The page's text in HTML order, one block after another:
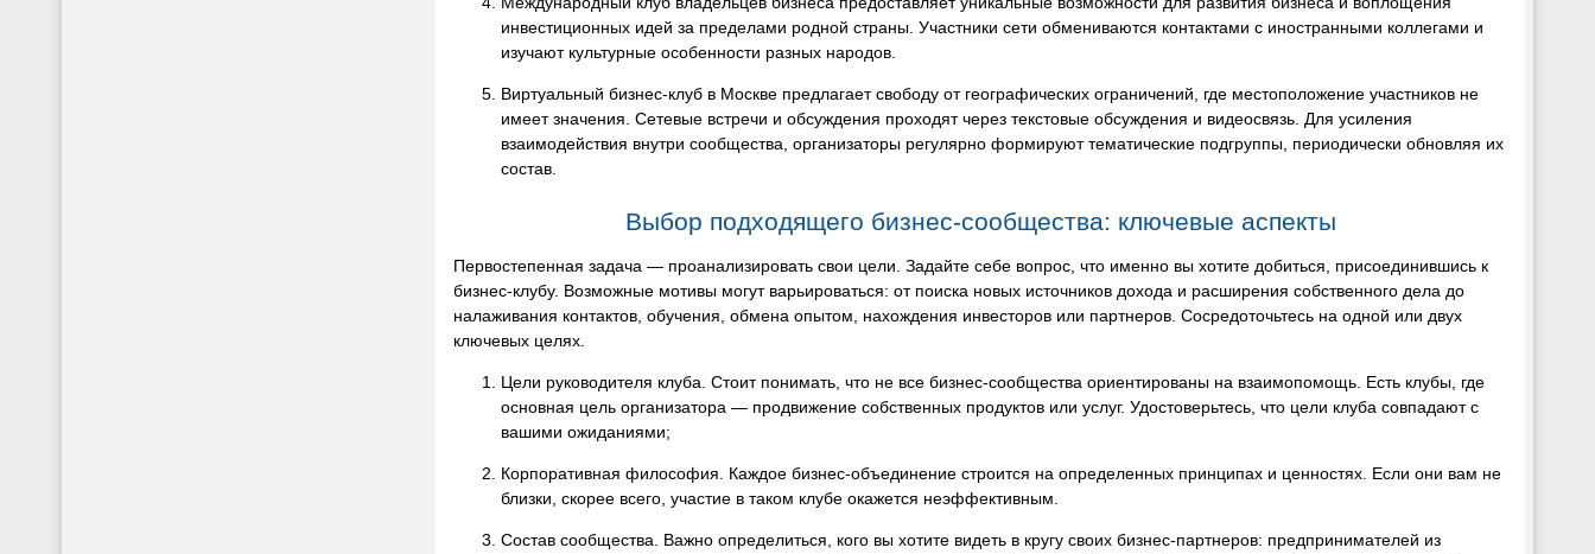
инвестиционных идей за пределами родной страны. Участники сети обмениваются контактами с иностранными коллегами и
изучают культурные особенности разных народов.
Виртуальный бизнес-клуб в Москве предлагает свободу от географических ограничений, где местоположение участников не
имеет значения. Сетевые встречи и обсуждения проходят через текстовые обсуждения и видеосвязь. Для усиления
взаимодействия внутри сообщества, организаторы регулярно формируют тематические подгруппы, периодически обновляя их
состав.
Выбор подходящего бизнес-сообщества: ключевые аспекты
Первостепенная задача — проанализировать свои цели. Задайте себе вопрос, что именно вы хотите добиться, присоединившись к
бизнес-клубу. Возможные мотивы могут варьироваться: от поиска новых источников дохода и расширения собственного дела до
налаживания контактов, обучения, обмена опытом, нахождения инвесторов или партнеров. Сосредоточьтесь на одной или двух
ключевых целях.
Цели руководителя клуба. Стоит понимать, что не все бизнес-сообщества ориентированы на взаимопомощь. Есть клубы, где
основная цель организатора — продвижение собственных продуктов или услуг. Удостоверьтесь, что цели клуба совпадают с
вашими ожиданиями;
Корпоративная философия. Каждое бизнес-объединение строится на определенных принципах и ценностях. Если они вам не
близки, скорее всего, участие в таком клубе окажется неэффективным.
Состав сообщества. Важно определиться, кого вы хотите видеть в кругу своих бизнес-партнеров: предпринимателей из